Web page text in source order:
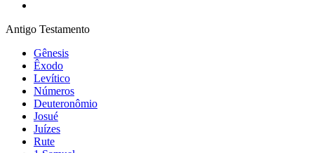
Antigo Testamento
Gênesis
Êxodo
Levítico
Números
Deuteronômio
Josué
Juízes
Rute